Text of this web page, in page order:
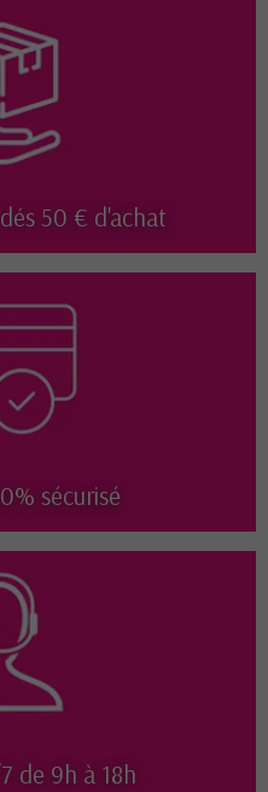
50 € d'achat
sécurisé
de 9h à 18h